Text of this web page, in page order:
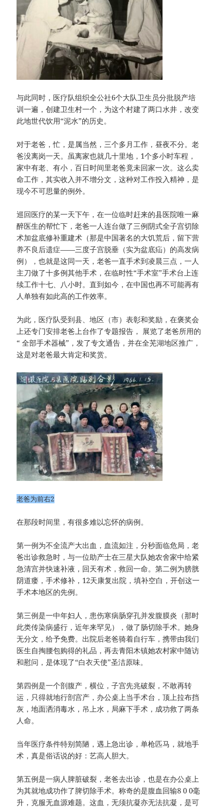
与此同时，医疗队组织全公社6个大队卫生员分批脱产培
训一遍，创建卫生村一个，为这个村建了两口水井，改变
此地世代饮用“泥水”的历史。
对于老爸，忙，是属当然，三个多月工作，昼夜不分。老
爸没离岗一天。虽离家也就几十里地，1个多小时车程，
家中有老、有小，百日时间里老爸竟未回家一次。这么卖
命工作，其实收入并不增分文，这种对工作投入精神，是
现今不可思量的例外。
巡回医疗的某一天下午，在一位临时赶来的县医院唯一麻
醉医生的帮忙下，老爸一人连台做了三例阴式全子宫切除
术加盆底修补重建术（那是中国著名的大饥荒后，留下营
养不良后遗症——三度子宫脱垂（实为盆底疝）的高发病
例），也就是这同一天，老爸一直手术到凌晨三点，一人
主刀做了十多例其他手术，在临时性“手术室”手术台上连
续工作十七、八小时。直到如今，在中国也再不可能再有
人单独有如此高的工作效率。
为此，医疗队受到县、地区（市）表彰和奖励，在褒奖会
上还专门安排老爸上台作了专题报告， 展览了老爸所用的
“ 全部手术器械”，发了专文通告，并在全芜湖地区推广，
这是对老爸最大肯定和奖赏。
老爸为前右2
在那段时间里，有很多难以忘怀的病例。
第一例为不全流产大出血，血流如注，分秒面临危局，老
爸出诊救急时，与一位助产士在三星大队她农舍家中给紧
急清宫并快速补液，回天有术，救回一命。第二例为膀胱
阴道瘘，手术修补，12天康复出院，填补空白，开创这一
手术本地区的先例。
第三例是一中年妇人，患伤寒病肠穿孔并发腹膜炎（那时
此类传染病盛行，近年来罕见），做了肠切除手术。她身
无分文，给予免费。出院后老爸骑着自行车，携带由我们
医生自掏腰包购得的礼品，再去青阳木镇她农村家中随访
和慰问，是体现了“白衣天使”圣洁原味。
第四例是一个剖腹产，横位，子宫先兆破裂，不敢再转
运，只得就地行剖宫产，办公桌上当手术台，顶上拉布挡
灰，地面洒消毒水，吊上水，局麻下手术，成功救了两条
人命。
当年医疗条件特别简陋，遇上急出诊，单枪匹马，就地手
术，真是俗话说的好：艺高人胆大。
第五例是一病人脾脏破裂，老爸去出诊，也是在办公桌上
为其就地成功作了脾切除手术。称奇的是腹血回输8 0 0毫
升，克服无血源难题。这血，无须抗凝亦无法抗凝，是可